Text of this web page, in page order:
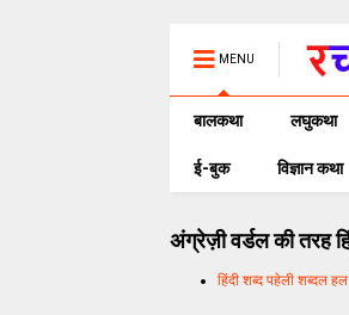
MENU
बालकथा लघुकथा
ई-बुक विज्ञान कथा
अंग्रेज़ी वर्डल की तरह
हिंदी शब्द पहेली शब्दल